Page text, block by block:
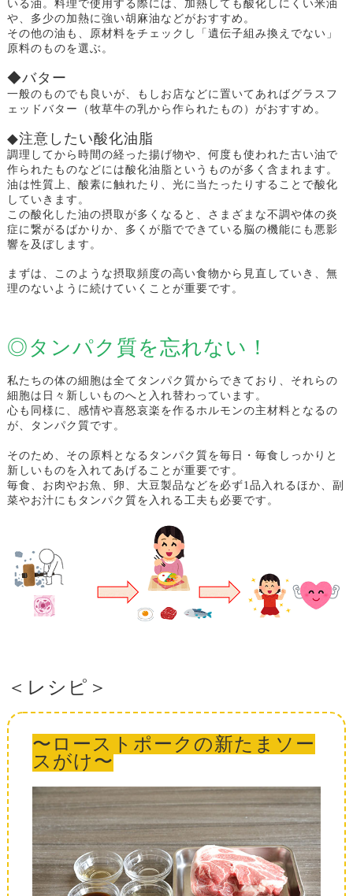
いる油。料理で使用する際には、加熱しても酸化しにくい米油
や、多少の加熱に強い胡麻油などがおすすめ。
その他の油も、原材料をチェックし「遺伝子組み換えでない」
原料のものを選ぶ。
◆バター
一般のものでも良いが、もしお店などに置いてあればグラスフ
ェッドバター（牧草牛の乳から作られたもの）がおすすめ。
◆注意したい酸化油脂
調理してから時間の経った揚げ物や、何度も使われた古い油で
作られたものなどには酸化油脂というものが多く含まれます。
油は性質上、酸素に触れたり、光に当たったりすることで酸化
していきます。
この酸化した油の摂取が多くなると、さまざまな不調や体の炎
症に繋がるばかりか、多くが脂でできている脳の機能にも悪影
響を及ぼします。
まずは、このような摂取頻度の高い食物から見直していき、無
理のないように続けていくことが重要です。
◎タンパク質を忘れない！
私たちの体の細胞は全てタンパク質からできており、それらの
細胞は日々新しいものへと入れ替わっています。
心も同様に、感情や喜怒哀楽を作るホルモンの主材料となるの
が、タンパク質です。
そのため、その原料となるタンパク質を毎日・毎食しっかりと
新しいものを入れてあげることが重要です。
毎食、お肉やお魚、卵、大豆製品などを必ず1品入れるほか、副
菜やお汁にもタンパク質を入れる工夫も必要です。
＜レシピ＞
〜ローストポークの新たまソー
スがけ〜